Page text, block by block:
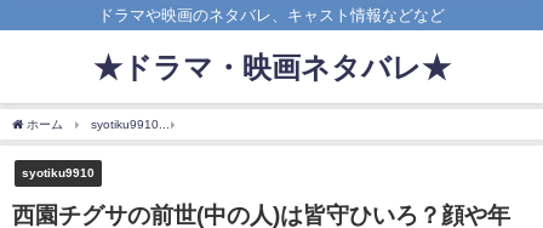
ドラマや映画のネタバレ、キャスト情報などなど
★ドラマ・映画ネタバレ★
ホーム syotiku9910
syotiku9910
西園チグサの前世(中の人)は皆守ひいろ？顔や年